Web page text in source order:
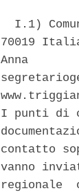
I.1)
70019
Anna
I punti di
contatto
vanno
regionale